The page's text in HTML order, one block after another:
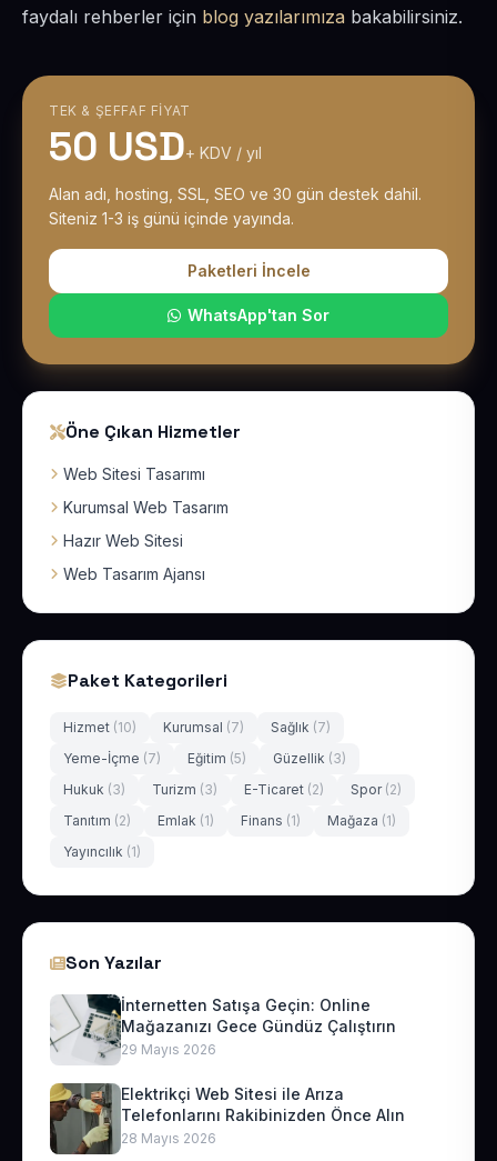
faydalı rehberler için blog yazılarımıza bakabilirsiniz.
TEK & ŞEFFAF FIYAT
50 USD+ KDV / yıl
Alan adı, hosting, SSL, SEO ve 30 gün destek dahil.
Siteniz 1-3 iş günü içinde yayında.
Paketleri İncele
WhatsApp'tan Sor
Öne Çıkan Hizmetler
Web Sitesi Tasarımı
Kurumsal Web Tasarım
Hazır Web Sitesi
Web Tasarım Ajansı
Paket Kategorileri
Hizmet (10) Kurumsal (7) Sağlık (7)
Yeme-İçme (7) Eğitim (5) Güzellik (3)
Hukuk (3) Turizm (3) E-Ticaret (2) Spor (2)
Tanıtım (2) Emlak (1) Finans (1) Mağaza (1)
Yayıncılık (1)
Son Yazılar
İnternetten Satışa Geçin: Online
Mağazanızı Gece Gündüz Çalıştırın
29 Mayıs 2026
Elektrikçi Web Sitesi ile Arıza
Telefonlarını Rakibinizden Önce Alın
28 Mayıs 2026